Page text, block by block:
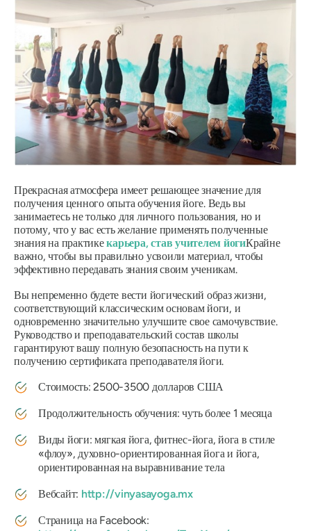
Прекрасная атмосфера имеет решающее значение для
получения ценного опыта обучения йоге. Ведь вы
занимаетесь не только для личного пользования, но и
потому, что у вас есть желание применять полученные
знания на практикекарьера, став учителем йогиКрайне
важно, чтобы вы правильно усвоили материал, чтобы
эффективно передавать знания своим ученикам.
Вы непременно будете вести йогический образ жизни,
соответствующий классическим основам йоги, и
одновременно значительно улучшите свое самочувствие.
Руководство и преподавательский состав школы
гарантируют вашу полную безопасность на пути к
получению сертификата преподавателя йоги.
Стоимость: 2500-3500 долларов США
Продолжительность обучения: чуть более 1 месяца
Виды йоги: мягкая йога, фитнес-йога, йога в стиле
«флоу», духовно-ориентированная йога и йога,
ориентированная на выравнивание тела
Вебсайт: http://vinyasayoga.mx
Страница на Facebook: